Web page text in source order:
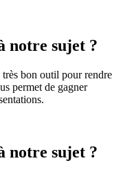
notre sujet ?
très bon outil pour rendre
permet de gagner
notre sujet ?